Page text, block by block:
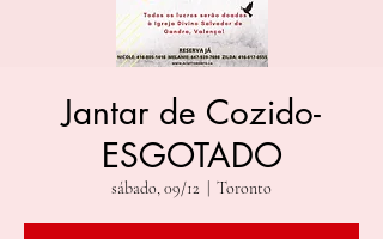
Jantar de Cozido-
ESGOTADO
sábado, 09/12 Toronto